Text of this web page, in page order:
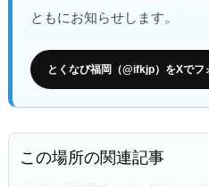
ともにお知らせします。
とくなび福岡（@ifkjp）をXでフ
この場所の関連記事